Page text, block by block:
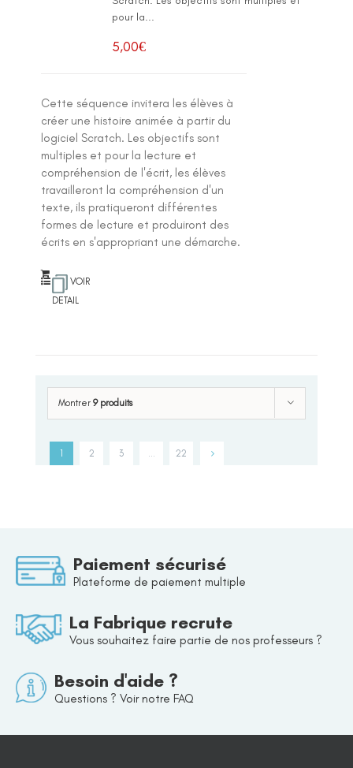
pour la...
5,00€
Cette séquence invitera les élèves à
créer une histoire animée à partir du
logiciel Scratch. Les objectifs sont
multiples et pour la lecture et
compréhension de l'écrit, les élèves
travailleront la compréhension d'un
texte, ils pratiqueront différentes
formes de lecture et produiront des
écrits en s'appropriant une démarche.
VOIR
DETAIL
Montrer 9 produits
1 2 3 22
Paiement sécurisé
Plateforme de paiement multiple
La Fabrique recrute
Vous souhaitez faire partie de nos professeurs ?
Besoin d'aide ?
Questions ? Voir notre FAQ